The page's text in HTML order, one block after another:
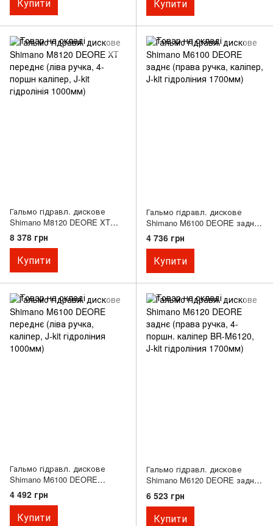
Купити
Гальмо гідравл. дискове
Shimano M8120 DEORE XT
переднє (ліва ручка, 4-поршн
каліпер, J-kit гідролінія
1000мм)
8 378 грн
Купити
Гальмо гідравл. дискове
Shimano M6100 DEORE заднє
(права ручка, каліпер, J-kit
гідроліния 1700мм)
4 736 грн
Купити
Гальмо гідравл. дискове
Shimano M6100 DEORE
переднє (ліва ручка, каліпер,
J-kit гідроліния 1000мм)
4 492 грн
Купити
Гальмо гідравл. дискове
Shimano M6120 DEORE заднє
(права ручка, 4-поршн.
каліпер BR-M6120, J-kit
гідроліния 1700мм)
6 523 грн
Купити